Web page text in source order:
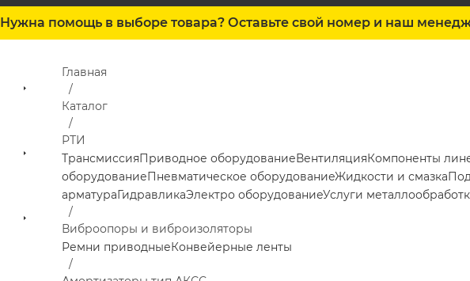
Нужна помощь в выборе товара? Оставьте свой номер и наш
Главная
Каталог
РТИ
ТрансмиссияПриводное оборудованиеВентиляцияКомпоненты
оборудованиеПневматическое оборудованиеЖидкости и смазка
арматураГидравликаЭлектро оборудованиеУслуги
Виброопоры и виброизоляторы
Ремни приводныеКонвейерные ленты